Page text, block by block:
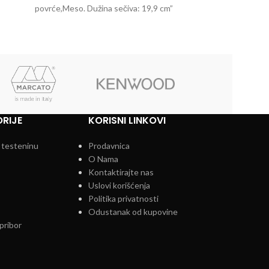
povrće,Meso. Dužina sečiva: 19,9 cm”
testeninu
KORISNI LINKOVI
Prodavnica
O Nama
Kontaktirajte nas
Uslovi korišćenja
Politika privatnosti
Odustanak od kupovine